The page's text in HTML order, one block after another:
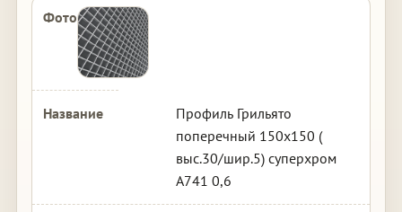
Профиль Грильято
поперечный 150х150 (
выс.30/шир.5) суперхром
А741 0,6